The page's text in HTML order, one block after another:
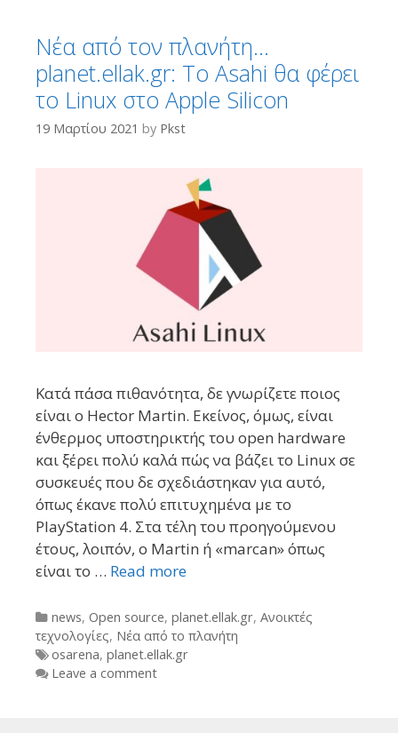
Νέα από τον πλανήτη…
planet.ellak.gr: Το Asahi θα φέρει
το Linux στο Apple Silicon
19 Μαρτίου 2021 by Pkst
Κατά πάσα πιθανότητα, δε γνωρίζετε ποιος
είναι ο Hector Martin. Εκείνος, όμως, είναι
ένθερμος υποστηρικτής του open hardware
και ξέρει πολύ καλά πώς να βάζει το Linux σε
συσκευές που δε σχεδιάστηκαν για αυτό,
όπως έκανε πολύ επιτυχημένα με το
PlayStation 4. Στα τέλη του προηγούμενου
έτους, λοιπόν, ο Martin ή «marcan» όπως
είναι το … Read more
Categories
news, Open source, planet.ellak.gr, Ανοικτές
τεχνολογίες, Νέα από το πλανήτη
Tags
osarena, planet.ellak.gr
Leave a comment